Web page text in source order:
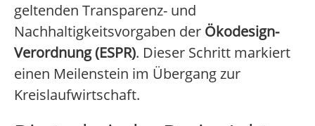
geltenden Transparenz- und
Nachhaltigkeitsvorgaben der Ökodesign-
Verordnung (ESPR). Dieser Schritt markiert
einen Meilenstein im Übergang zur
Kreislaufwirtschaft.